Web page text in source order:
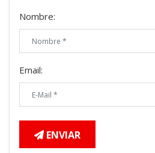
Nombre:
Email:
ENVIAR